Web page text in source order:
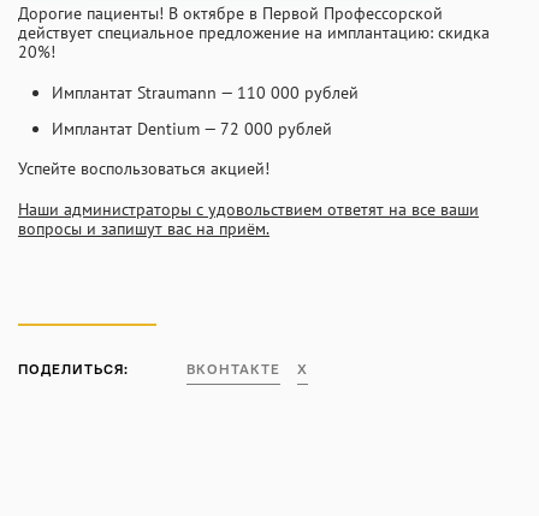
Дорогие пациенты! В октябре в Первой Профессорской
действует специальное предложение на имплантацию: скидка
20%!
Имплантат Straumann — 110 000 рублей
Имплантат Dentium — 72 000 рублей
Успейте воспользоваться акцией!
Наши администраторы с удовольствием ответят на все ваши
вопросы и запишут вас на приём.
ПОДЕЛИТЬСЯ: ВКОНТАКТЕ X